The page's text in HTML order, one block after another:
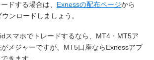
ドする場合は、 Exnessの配布ページから
ンロードしましょう。
スマホでトレードするなら、MT4・MT5ア
メジャーですが、MT5口座ならExnessアプ